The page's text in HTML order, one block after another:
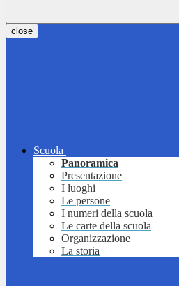
close
Scuola
Panoramica
Presentazione
I luoghi
Le persone
I numeri della scuola
Le carte della scuola
Organizzazione
La storia